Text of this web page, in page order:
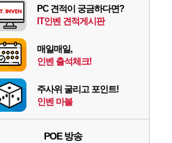
PC 견적이 궁금하다면?
IT인벤 견적게시판
매일매일,
인벤 출석체크!
주사위 굴리고 포인트!
인벤 마블
POE 방송